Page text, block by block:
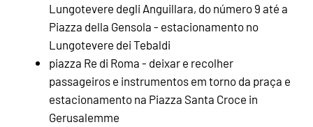
Lungotevere degli Anguillara, do número 9 até a
Piazza della Gensola - estacionamento no
Lungotevere dei Tebaldi
piazza Re di Roma - deixar e recolher
passageiros e instrumentos em torno da praça e
estacionamento na Piazza Santa Croce in
Gerusalemme